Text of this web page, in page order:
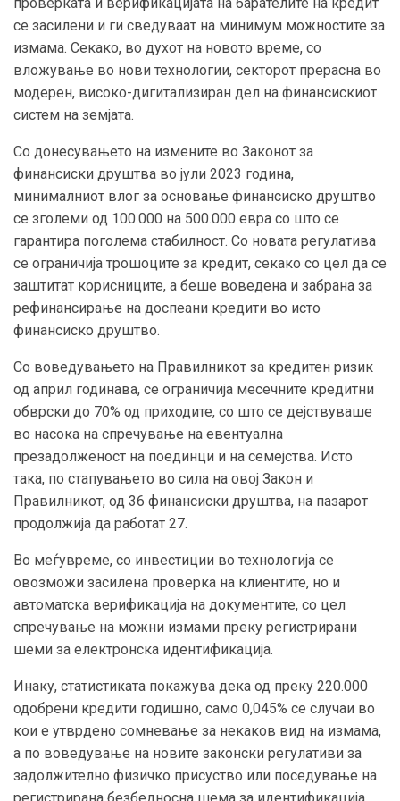
се засилени и ги сведуваат на минимум можностите за
измама. Секако, во духот на новото време, со
вложување во нови технологии, секторот прерасна во
модерен, високо-дигитализиран дел на финансискиот
систем на земјата.
Со донесувањето на измените во Законот за
финансиски друштва во јули 2023 година,
минималниот влог за основање финансиско друштво
се зголеми од 100.000 на 500.000 евра со што се
гарантира поголема стабилност. Со новата регулатива
се ограничија трошоците за кредит, секако со цел да се
заштитат корисниците, а беше воведена и забрана за
рефинансирање на доспеани кредити во исто
финансиско друштво.
Со воведувањето на Правилникот за кредитен ризик
од април годинава, се ограничија месечните кредитни
обврски до 70% од приходите, со што се дејствуваше
во насока на спречување на евентуална
презадолженост на поединци и на семејства. Исто
така, по стапувањето во сила на овој Закон и
Правилникот, од 36 финансиски друштва, на пазарот
продолжија да работат 27.
Во меѓувреме, со инвестиции во технологија се
овозможи засилена проверка на клиентите, но и
автоматска верификација на документите, со цел
спречување на можни измами преку регистрирани
шеми за електронска идентификација.
Инаку, статистиката покажува дека од преку 220.000
одобрени кредити годишно, само 0,045% се случаи во
кои е утврдено сомневање за некаков вид на измама,
а по воведување на новите законски регулативи за
задолжително физичко присуство или поседување на
регистрирана безбедносна шема за идентификација,